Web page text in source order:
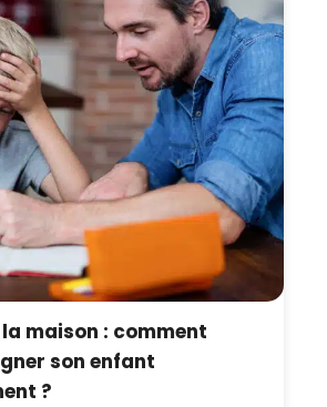
maison : comment
son enfant
?